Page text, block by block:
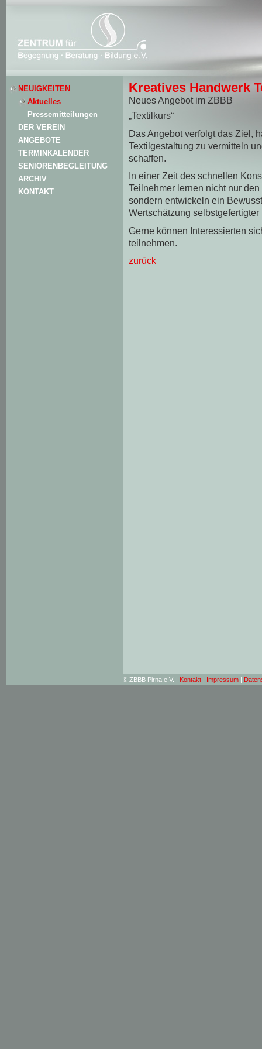
NEUIGKEITEN
Aktuelles
Pressemitteilungen
DER VEREIN
ANGEBOTE
TERMINKALENDER
SENIORENBEGLEITUNG
ARCHIV
KONTAKT
Kreatives Handwerk
Neues Angebot im ZBBB
„Textilkurs“
Das Angebot verfolgt das Ziel,
Textilgestaltung zu vermitteln
schaffen.
In einer Zeit des schnellen
Teilnehmer lernen nicht nur
sondern entwickeln ein
Wertschätzung selbstgefertigter
Gerne können Interessierten
teilnehmen.
zurück
© ZBBB Pirna e.V. | Kontakt | Impressum |